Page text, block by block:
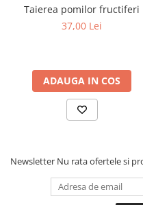
Taierea pomilor fructiferi
37,00 Lei
ADAUGA IN COS
Newsletter Nu rata ofertele si